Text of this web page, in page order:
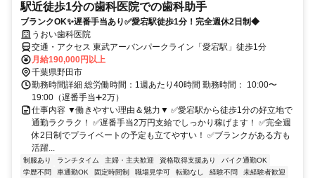
駅近徒歩1分の歯科医院での歯科助手
ブランクOK✨遅番手当あり✅愛宕駅徒歩1分！完全週休2日制◆
うおい歯科医院
交通・アクセス 東武アーバンパークライン「愛宕駅」徒歩1分
月給190,000円以上
千葉県野田市
勤務時間詳細 総労働時間：1週あたり40時間 勤務時間： 10:00〜
19:00（遅番手当➕2万）
仕事内容 ▼働きやすい理由＆魅力▼ ✅愛宕駅から徒歩1分の好立地で
通勤ラクラク！ ✅遅番手当2万円支給でしっかり稼げます！ ✅完全週
休2日制でプライベートの予定も立てやすい！ ✅ブランクがある方も
活躍...
制服あり ランチタイム 主婦・主夫歓迎 資格取得支援あり
バイク通勤OK
学歴不問
車通勤OK 固定時間制 職場見学可 転勤なし 経験不問
未経験者歓迎